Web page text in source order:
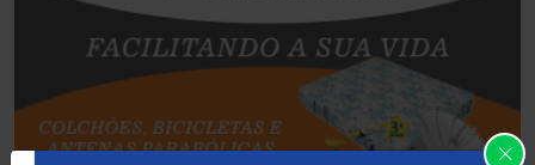
Botuporã (73)
Brasil (7680)